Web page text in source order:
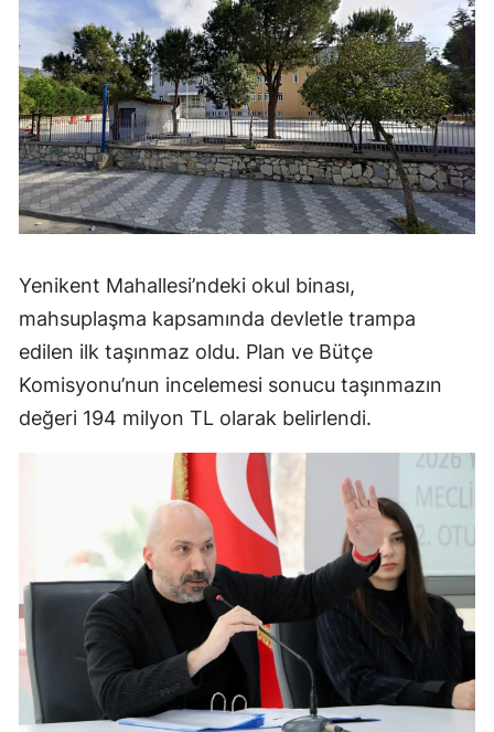
Yenikent Mahallesi’ndeki okul binası,
mahsuplaşma kapsamında devletle trampa
edilen ilk taşınmaz oldu. Plan ve Bütçe
Komisyonu’nun incelemesi sonucu taşınmazın
değeri 194 milyon TL olarak belirlendi.